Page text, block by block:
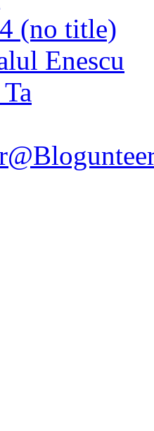
(no title)
Enescu